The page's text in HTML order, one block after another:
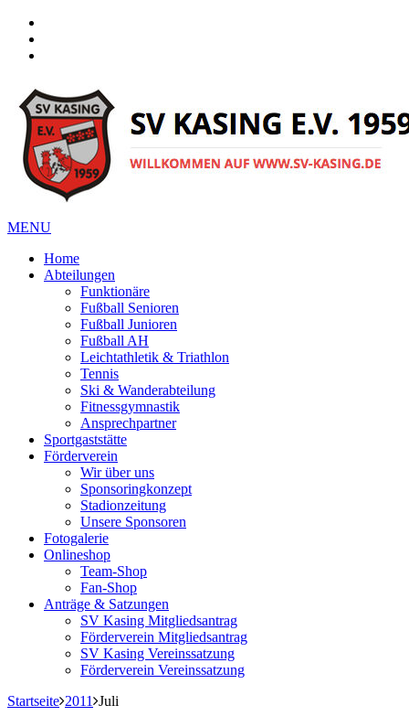
MENU
Home
Abteilungen
Funktionäre
Fußball Senioren
Fußball Junioren
Fußball AH
Leichtathletik & Triathlon
Tennis
Ski & Wanderabteilung
Fitnessgymnastik
Ansprechpartner
Sportgaststätte
Förderverein
Wir über uns
Sponsoringkonzept
Stadionzeitung
Unsere Sponsoren
Fotogalerie
Onlineshop
Team-Shop
Fan-Shop
Anträge & Satzungen
SV Kasing Mitgliedsantrag
Förderverein Mitgliedsantrag
SV Kasing Vereinssatzung
Förderverein Vereinssatzung
Startseite 2011 Juli